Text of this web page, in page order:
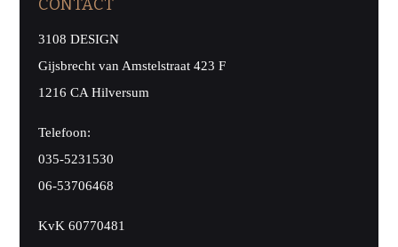
CONTACT
3108 DESIGN
Gijsbrecht van Amstelstraat 423 F
1216 CA Hilversum
Telefoon:
035-5231530
06-53706468
KvK 60770481